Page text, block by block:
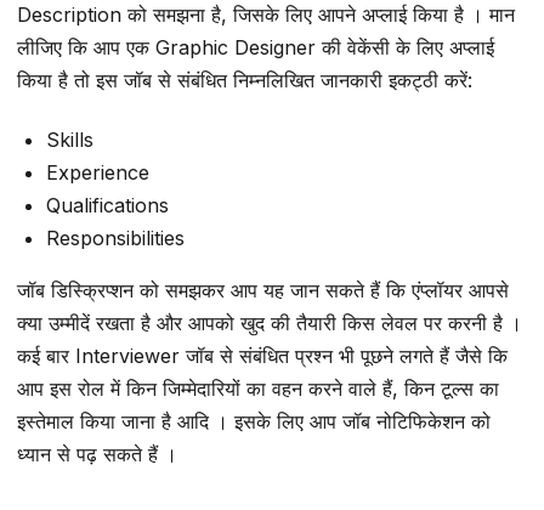
Description को समझना है, जिसके लिए आपने अप्लाई किया है । मान
लीजिए कि आप एक Graphic Designer की वेकेंसी के लिए अप्लाई
किया है तो इस जॉब से संबंधित निम्नलिखित जानकारी इकट्ठी करें:
Skills
Experience
Qualifications
Responsibilities
जॉब डिस्क्रिप्शन को समझकर आप यह जान सकते हैं कि एंप्लॉयर आपसे
क्या उम्मीदें रखता है और आपको खुद की तैयारी किस लेवल पर करनी है ।
कई बार Interviewer जॉब से संबंधित प्रश्न भी पूछने लगते हैं जैसे कि
आप इस रोल में किन जिम्मेदारियों का वहन करने वाले हैं, किन टूल्स का
इस्तेमाल किया जाना है आदि । इसके लिए आप जॉब नोटिफिकेशन को
ध्यान से पढ़ सकते हैं ।